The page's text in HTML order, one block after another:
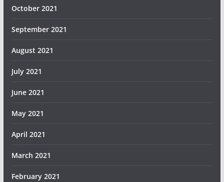
October 2021
September 2021
August 2021
July 2021
June 2021
May 2021
April 2021
March 2021
February 2021